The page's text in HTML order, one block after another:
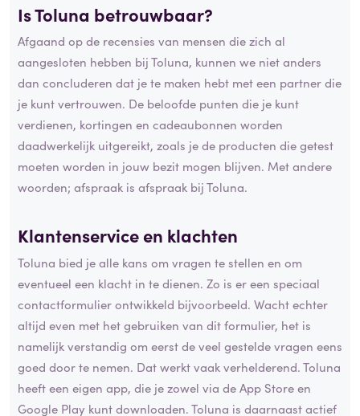
Is Toluna betrouwbaar?
Afgaand op de recensies van mensen die zich al
aangesloten hebben bij Toluna, kunnen we niet anders
dan concluderen dat je te maken hebt met een partner die
je kunt vertrouwen. De beloofde punten die je kunt
verdienen, kortingen en cadeaubonnen worden
daadwerkelijk uitgereikt, zoals je de producten die getest
moeten worden in jouw bezit mogen blijven. Met andere
woorden; afspraak is afspraak bij Toluna.
Klantenservice en klachten
Toluna bied je alle kans om vragen te stellen en om
eventueel een klacht in te dienen. Zo is er een speciaal
contactformulier ontwikkeld bijvoorbeeld. Wacht echter
altijd even met het gebruiken van dit formulier, het is
namelijk verstandig om eerst de veel gestelde vragen eens
goed door te nemen. Dat werkt vaak verhelderend. Toluna
heeft een eigen app, die je zowel via de App Store en
Google Play kunt downloaden. Toluna is daarnaast actief